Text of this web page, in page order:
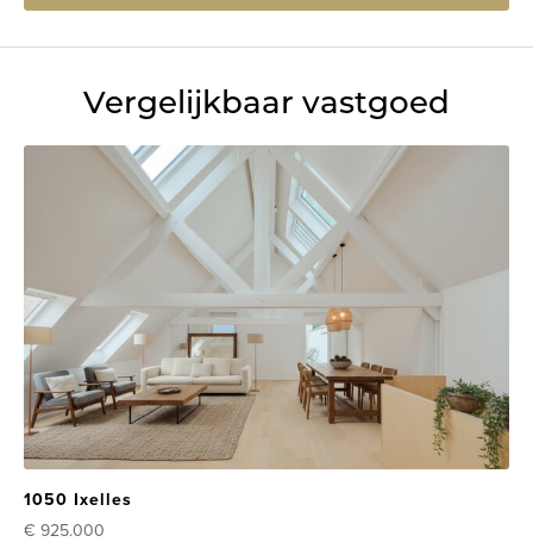
Vergelijkbaar vastgoed
1050 Ixelles
€ 925.000